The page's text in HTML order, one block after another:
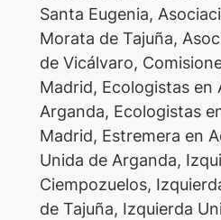
Santa Eugenia,
Morata de Tajuña,
de Vicálvaro,
Madrid, Ecologistas en
Arganda, Ecologistas
Madrid, Estremera en
Unida de Arganda,
Ciempozuelos,
de Tajuña, Izquierda